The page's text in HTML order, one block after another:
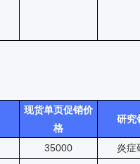
现货单页促销价
格
研究
35000 炎症